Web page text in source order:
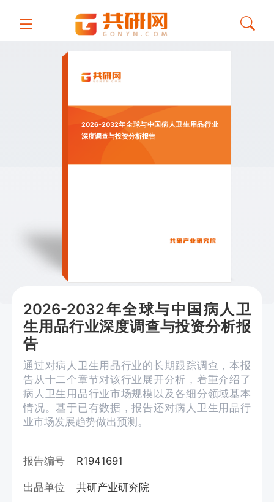
2026-2032年全球与中国病人卫生用品行业
深度调查与投资分析报告
2026-2032年全球与中国病人卫
生用品行业深度调查与投资分析报
告
通过对病人卫生用品行业的长期跟踪调查，本报
告从十二个章节对该行业展开分析，着重介绍了
病人卫生用品行业市场规模以及各细分领域基本
情况。基于已有数据，报告还对病人卫生用品行
业市场发展趋势做出预测。
报告编号 R1941691
出品单位 共研产业研究院